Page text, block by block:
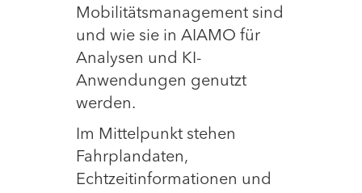
Mobilitätsmanagement sind
und wie sie in AIAMO für
Analysen und KI-
Anwendungen genutzt
werden.
Im Mittelpunkt stehen
Fahrplandaten,
Echtzeitinformationen und